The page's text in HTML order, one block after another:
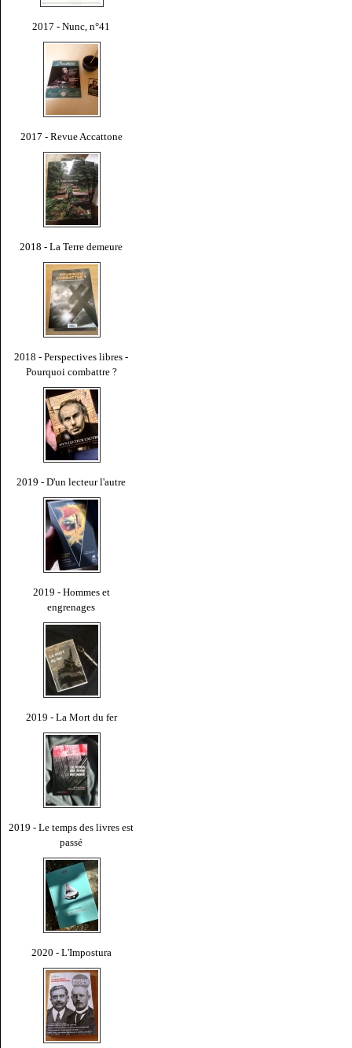
2017 - Nunc, n°41
2017 - Revue Accattone
2018 - La Terre demeure
2018 - Perspectives libres -
Pourquoi combattre ?
2019 - D'un lecteur l'autre
2019 - Hommes et
engrenages
2019 - La Mort du fer
2019 - Le temps des livres est
passé
2020 - L'Impostura